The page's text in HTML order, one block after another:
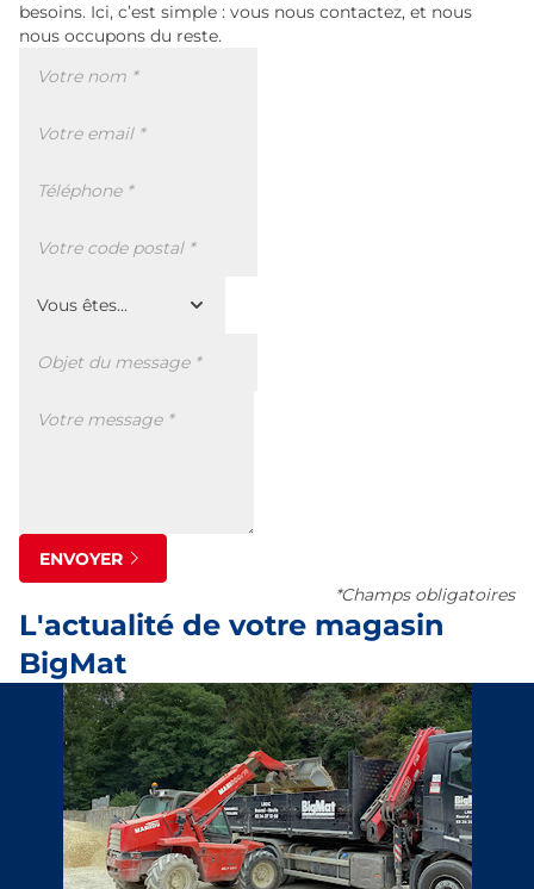
besoins. Ici, c’est simple : vous nous contactez, et nous
nous occupons du reste.
ENVOYER
*Champs obligatoires
L'actualité de votre magasin
BigMat